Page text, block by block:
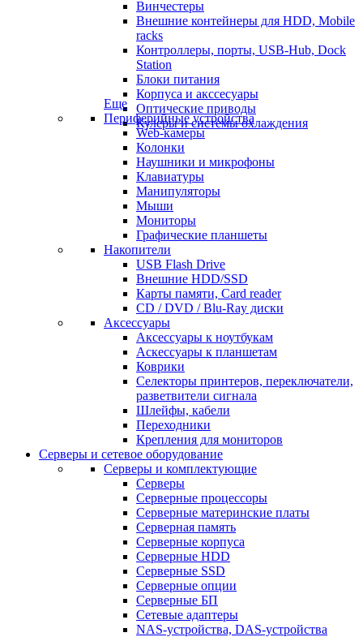
Винчестеры
Внешние контейнеры для HDD, Mobile
racks
Контроллеры, порты, USB-Hub, Dock
Station
Блоки питания
Корпуса и акссесуары
Оптические приводы
Кулеры и системы охлаждения
Еще
Периферийные устройства
Web-камеры
Колонки
Наушники и микрофоны
Клавиатуры
Манипуляторы
Мыши
Мониторы
Графические планшеты
Накопители
USB Flash Drive
Внешние HDD/SSD
Карты памяти, Card reader
CD / DVD / Blu-Ray диски
Аксессуары
Аксессуары к ноутбукам
Аскессуары к планшетам
Коврики
Селекторы принтеров, переключатели,
разветвители сигнала
Шлейфы, кабели
Переходники
Крепления для мониторов
Серверы и сетевое оборудование
Серверы и комплектующие
Серверы
Серверные процессоры
Серверные материнские платы
Серверная память
Серверные корпуса
Серверные HDD
Серверные SSD
Серверные опции
Серверные БП
Сетевые адаптеры
NAS-устройства, DAS-устройства